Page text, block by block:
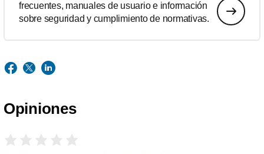
frecuentes, manuales de usuario e información
sobre seguridad y cumplimiento de normativas.
Opiniones